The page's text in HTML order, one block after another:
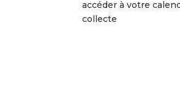
accéder à votre
collecte